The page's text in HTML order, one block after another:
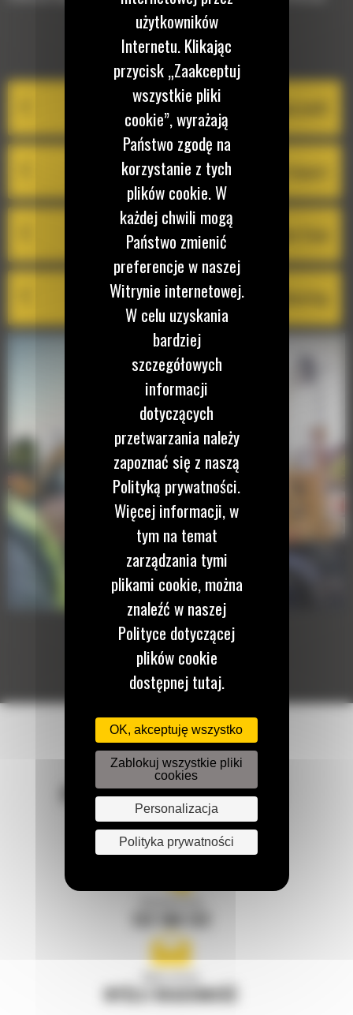
EQUIPMENT MANAGEMENT
Cat Inspect
Cat Remote Troubleshooting
POZOSTAŃMY W KONTAKCIE
Zadzwoń do nas
WYŚLIJ WIADOMOŚĆ
użytkowników
Internetu. Klikając
przycisk „Zaakceptuj
wszystkie pliki
cookie”, wyrażają
Państwo zgodę na
korzystanie z tych
plików cookie. W
każdej chwili mogą
Państwo zmienić
preferencje w naszej
Witrynie internetowej.
W celu uzyskania
bardziej
szczegółowych
informacji
dotyczących
przetwarzania należy
zapoznać się z naszą
Polityką prywatności.
Więcej informacji, w
tym na temat
zarządzania tymi
plikami cookie, można
znaleźć w naszej
Polityce dotyczącej
plików cookie
dostępnej tutaj.
OK, akceptuję wszystko
Zablokuj wszystkie pliki
cookies
Personalizacja
Polityka prywatności